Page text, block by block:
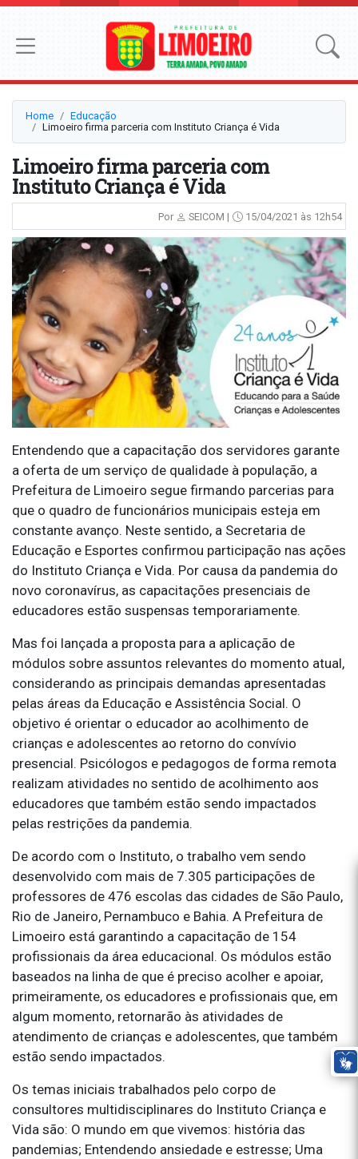
Home
Educação
Limoeiro firma parceria com Instituto Criança é Vida
Limoeiro firma parceria com
Instituto Criança é Vida
Por SEICOM | 15/04/2021 às 12h54
Entendendo que a capacitação dos servidores garante
a oferta de um serviço de qualidade à população, a
Prefeitura de Limoeiro segue firmando parcerias para
que o quadro de funcionários municipais esteja em
constante avanço. Neste sentido, a Secretaria de
Educação e Esportes confirmou participação nas ações
do Instituto Criança e Vida. Por causa da pandemia do
novo coronavírus, as capacitações presenciais de
educadores estão suspensas temporariamente.
Mas foi lançada a proposta para a aplicação de
módulos sobre assuntos relevantes do momento atual,
considerando as principais demandas apresentadas
pelas áreas da Educação e Assistência Social. O
objetivo é orientar o educador ao acolhimento de
crianças e adolescentes ao retorno do convívio
presencial. Psicólogos e pedagogos de forma remota
realizam atividades no sentido de acolhimento aos
educadores que também estão sendo impactados
pelas restrições da pandemia.
De acordo com o Instituto, o trabalho vem sendo
desenvolvido com mais de 7.305 participações de
professores de 476 escolas das cidades de São Paulo,
Rio de Janeiro, Pernambuco e Bahia. A Prefeitura de
Limoeiro está garantindo a capacitação de 154
profissionais da área educacional. Os módulos estão
baseados na linha de que é preciso acolher e apoiar,
primeiramente, os educadores e profissionais que, em
algum momento, retornarão às atividades de
atendimento de crianças e adolescentes, que também
estão sendo impactados.
Os temas iniciais trabalhados pelo corpo de
consultores multidisciplinares do Instituto Criança e
Vida são: O mundo em que vivemos: história das
pandemias; Entendendo ansiedade e estresse; Uma